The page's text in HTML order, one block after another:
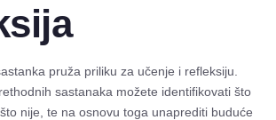
pruža priliku za učenje i refleksiju.
sastanaka možete identifikovati što
nije, te na osnovu toga unaprediti buduće